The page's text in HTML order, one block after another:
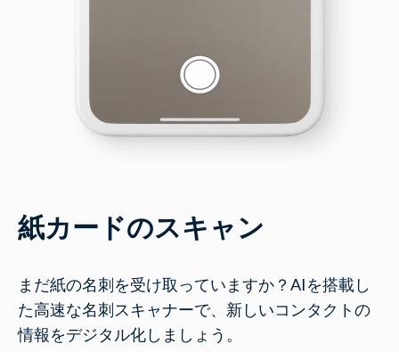
紙カードのスキャン
まだ紙の名刺を受け取っていますか？AIを搭載し
た高速な名刺スキャナーで、新しいコンタクトの
情報をデジタル化しましょう。